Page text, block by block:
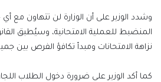
وشدد الوزير على أن الوزارة لن تتهاون مع
المنضبط للعملية الامتحانية، وسيُطبق
نزاهة الامتحانات ومبدأ تكافؤ الفرص بين
كما أكد الوزير على ضرورة دخول الطلاب